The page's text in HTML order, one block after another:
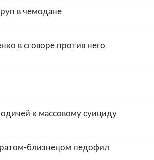
в чемодане
в сговоре против него
к массовому суициду
близнецом педофил